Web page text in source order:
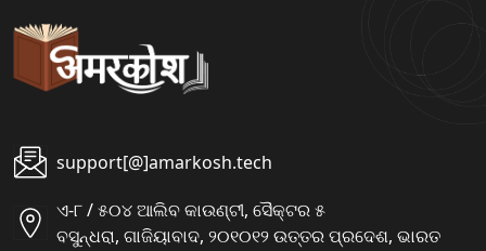
support[@]amarkosh.tech
ଏ-୮ / ୫୦୪ ଆଲିବ କାଉଣ୍ଟୀ, ସୈକ୍ଟର ୫
ବସୁନ୍ଧରା, ଗାଜିୟାବାଦ, ୨୦୧୦୧୨ ଉତ୍ତର ପ୍ରଦେଶ, ଭାରତ